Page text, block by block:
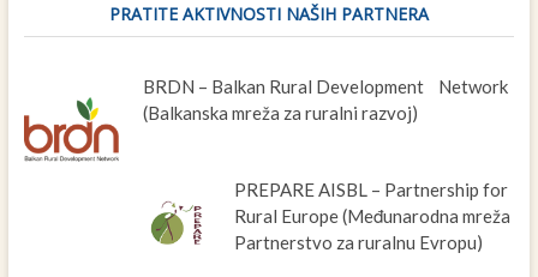
PRATITE AKTIVNOSTI NAŠIH PARTNERA
BRDN – Balkan Rural Development Network
(Balkanska mreža za ruralni razvoj)
PREPARE AISBL – Partnership for
Rural Europe (Međunarodna mreža
Partnerstvo za ruralnu Evropu)